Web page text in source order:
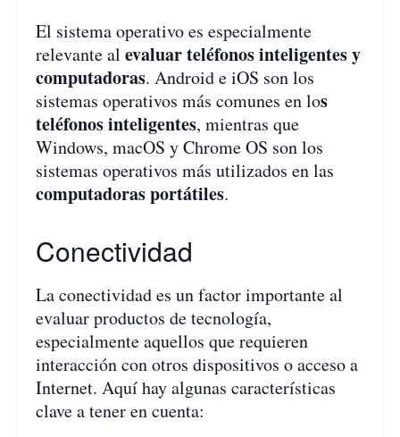
El sistema operativo es especialmente
relevante al evaluar teléfonos inteligentes y
computadoras. Android e iOS son los
sistemas operativos más comunes en los
teléfonos inteligentes, mientras que
Windows, macOS y Chrome OS son los
sistemas operativos más utilizados en las
computadoras portátiles.
Conectividad
La conectividad es un factor importante al
evaluar productos de tecnología,
especialmente aquellos que requieren
interacción con otros dispositivos o acceso a
Internet. Aquí hay algunas características
clave a tener en cuenta: